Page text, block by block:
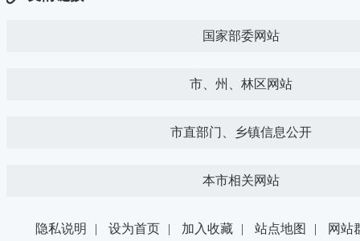
国家部委网站
市、州、林区网站
市直部门、乡镇信息公开
本市相关网站
隐私说明 | 设为首页 | 加入收藏 | 站点地图 | 网站